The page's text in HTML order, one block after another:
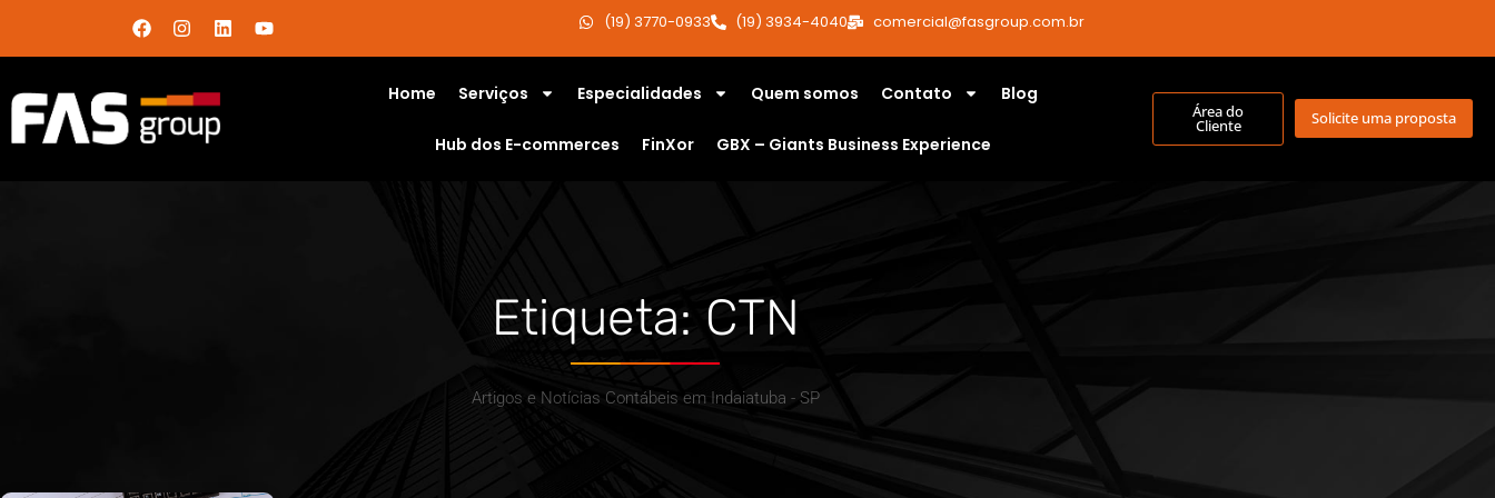
(19) 3770-0933 (19) 3934-4040 comercial@fasgroup.com.br
Home Serviços Especialidades Quem somos Contato Blog
Hub dos E-commerces FinXor GBX – Giants Business Experience
Área do
Cliente Solicite uma proposta
Etiqueta: CTN
Artigos e Notícias Contábeis em Indaiatuba - SP